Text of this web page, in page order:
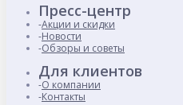
Пресс-центр
Акции и скидки
Новости
Обзоры и советы
Для клиентов
О компании
Контакты